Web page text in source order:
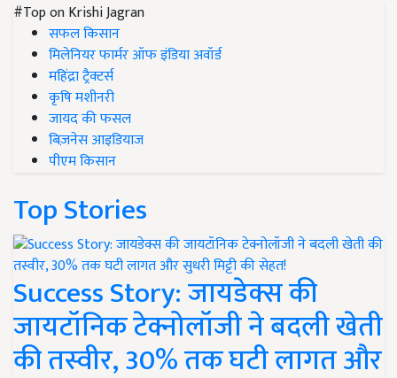
#Top on Krishi Jagran
सफल किसान
मिलेनियर फार्मर ऑफ इंडिया अवॉर्ड
महिंद्रा ट्रैक्टर्स
कृषि मशीनरी
जायद की फसल
बिज़नेस आइडियाज
पीएम किसान
Top Stories
Success Story: जायडेक्स की
जायटॉनिक टेक्नोलॉजी ने बदली खेती
की तस्वीर, 30% तक घटी लागत और